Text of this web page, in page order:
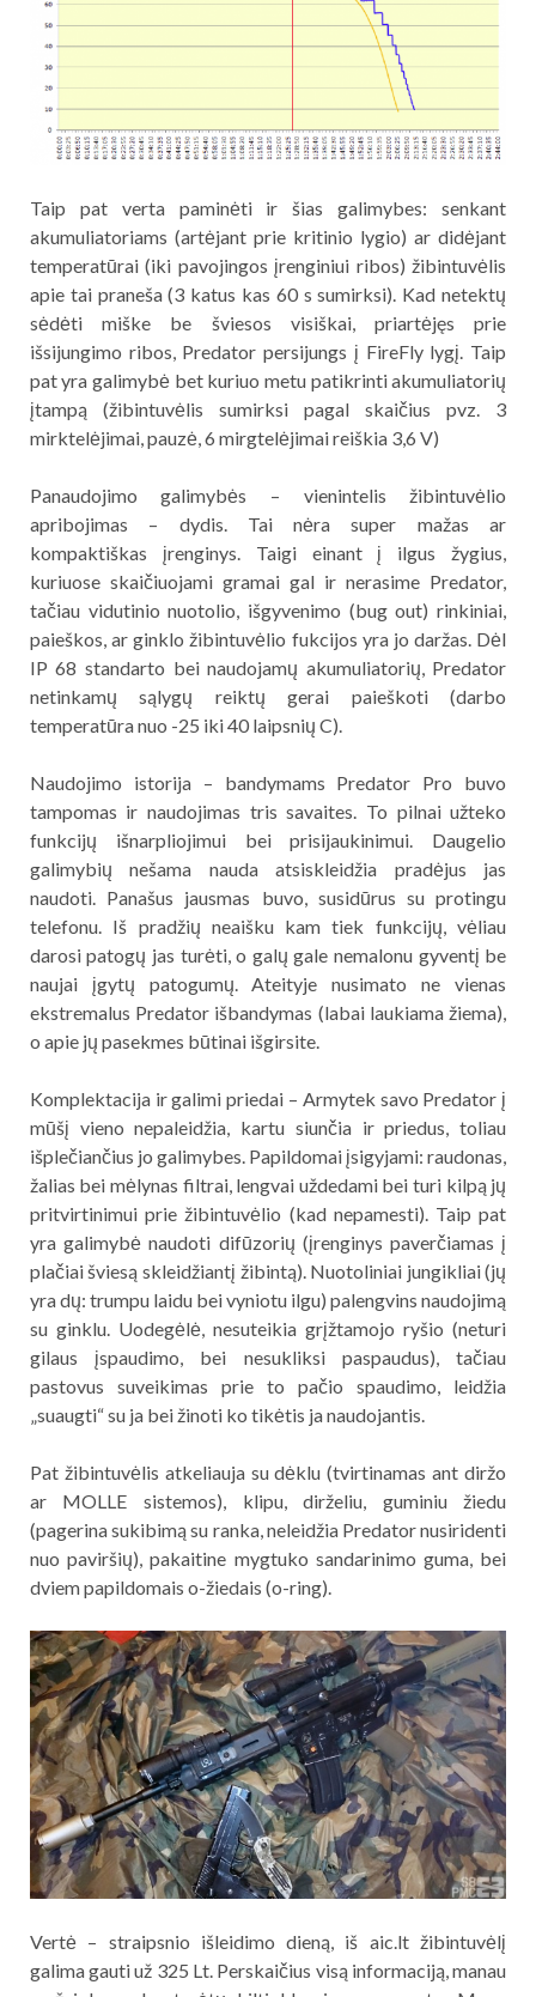
Taip pat verta paminėti ir šias galimybes: senkant
akumuliatoriams (artėjant prie kritinio lygio) ar didėjant
temperatūrai (iki pavojingos įrenginiui ribos) žibintuvėlis
apie tai praneša (3 katus kas 60 s sumirksi). Kad netektų
sėdėti miške be šviesos visiškai, priartėjęs prie
išsijungimo ribos, Predator persijungs į FireFly lygį. Taip
pat yra galimybė bet kuriuo metu patikrinti akumuliatorių
įtampą (žibintuvėlis sumirksi pagal skaičius pvz. 3
mirktelėjimai, pauzė, 6 mirgtelėjimai reiškia 3,6 V)
Panaudojimo galimybės – vienintelis žibintuvėlio
apribojimas – dydis. Tai nėra super mažas ar
kompaktiškas įrenginys. Taigi einant į ilgus žygius,
kuriuose skaičiuojami gramai gal ir nerasime Predator,
tačiau vidutinio nuotolio, išgyvenimo (bug out) rinkiniai,
paieškos, ar ginklo žibintuvėlio fukcijos yra jo daržas. Dėl
IP 68 standarto bei naudojamų akumuliatorių, Predator
netinkamų sąlygų reiktų gerai paieškoti (darbo
temperatūra nuo -25 iki 40 laipsnių C).
Naudojimo istorija – bandymams Predator Pro buvo
tampomas ir naudojimas tris savaites. To pilnai užteko
funkcijų išnarpliojimui bei prisijaukinimui. Daugelio
galimybių nešama nauda atsiskleidžia pradėjus jas
naudoti. Panašus jausmas buvo, susidūrus su protingu
telefonu. Iš pradžių neaišku kam tiek funkcijų, vėliau
darosi patogų jas turėti, o galų gale nemalonu gyventį be
naujai įgytų patogumų. Ateityje nusimato ne vienas
ekstremalus Predator išbandymas (labai laukiama žiema),
o apie jų pasekmes būtinai išgirsite.
Komplektacija ir galimi priedai – Armytek savo Predator į
mūšį vieno nepaleidžia, kartu siunčia ir priedus, toliau
išplečiančius jo galimybes. Papildomai įsigyjami: raudonas,
žalias bei mėlynas filtrai, lengvai uždedami bei turi kilpą jų
pritvirtinimui prie žibintuvėlio (kad nepamesti). Taip pat
yra galimybė naudoti difūzorių (įrenginys paverčiamas į
plačiai šviesą skleidžiantį žibintą). Nuotoliniai jungikliai (jų
yra dų: trumpu laidu bei vyniotu ilgu) palengvins naudojimą
su ginklu. Uodegėlė, nesuteikia grįžtamojo ryšio (neturi
gilaus įspaudimo, bei nesukliksi paspaudus), tačiau
pastovus suveikimas prie to pačio spaudimo, leidžia
„suaugti“ su ja bei žinoti ko tikėtis ja naudojantis.
Pat žibintuvėlis atkeliauja su dėklu (tvirtinamas ant diržo
ar MOLLE sistemos), klipu, dirželiu, guminiu žiedu
(pagerina sukibimą su ranka, neleidžia Predator nusiridenti
nuo paviršių), pakaitine mygtuko sandarinimo guma, bei
dviem papildomais o-žiedais (o-ring).
Vertė – straipsnio išleidimo dieną, iš aic.lt žibintuvėlį
galima gauti už 325 Lt. Perskaičius visą informaciją, manau